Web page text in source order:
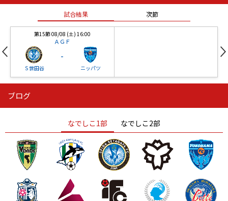
試合結果 次節
第15節 08/08 (土) 16:00
ＡＧＦ
Ｓ世田谷
-
ニッパツ
ニッパツ
ニッパツ 名古屋
石人の星
静岡 愛媛Ｌ
ブログ
なでしこ1部 なでしこ2部